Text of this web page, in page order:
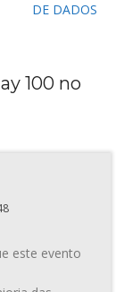
DE DADOS
100 no
este evento